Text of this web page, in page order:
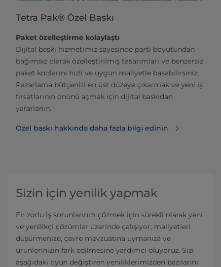
Tetra Pak® Özel Baskı
Paket özelleştirme kolaylaştı
Dijital baskı hizmetimiz sayesinde parti boyutundan
bağımsız olarak özelleştirilmiş tasarımları ve benzersiz
paket kodlarını hızlı ve uygun maliyetle basabilirsiniz.
Pazarlama bütçenizi en üst düzeye çıkarmak ve yeni iş
fırsatlarının önünü açmak için dijital baskıdan
yararlanın.
Özel baskı hakkında daha fazla bilgi edinin
Sizin için yenilik yapmak
En zorlu iş sorunlarınızı çözmek için sürekli olarak yeni
ve yenilikçi çözümler üzerinde çalışıyor; maliyetleri
düşürmenize, çevre mevzuatına uymanıza ve
ürünlerinizin fark edilmesine yardımcı oluyoruz. Sizi
aşağıdaki oyun değiştiren yeniliklerimizden bazılarını